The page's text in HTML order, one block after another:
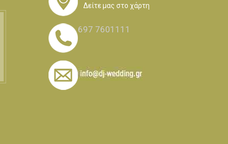
Δείτε μας στο χάρτη
697 7601111